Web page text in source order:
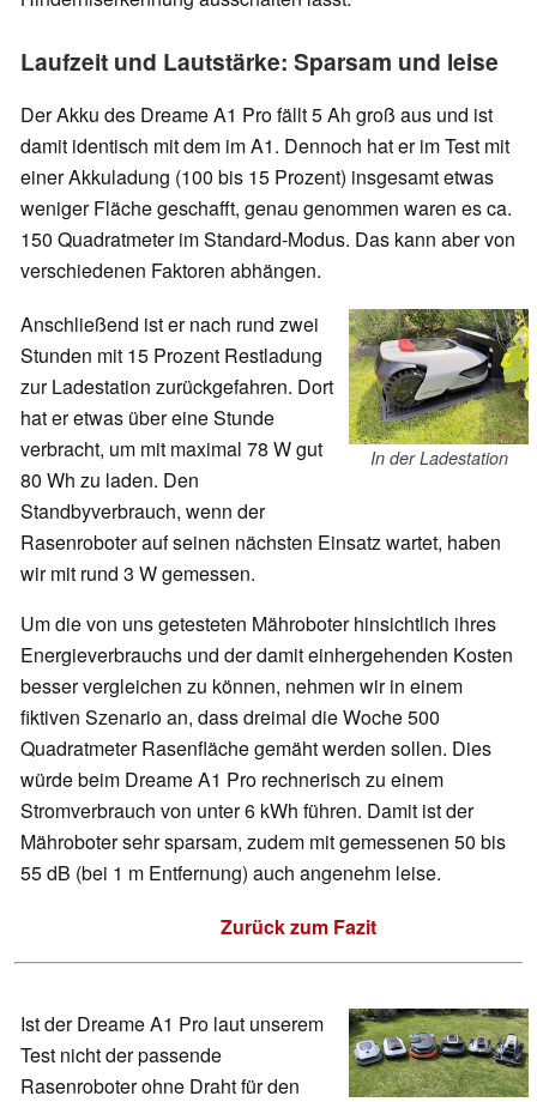
Laufzeit und Lautstärke: Sparsam und leise
Der Akku des Dreame A1 Pro fällt 5 Ah groß aus und ist
damit identisch mit dem im A1. Dennoch hat er im Test mit
einer Akkuladung (100 bis 15 Prozent) insgesamt etwas
weniger Fläche geschafft, genau genommen waren es ca.
150 Quadratmeter im Standard-Modus. Das kann aber von
verschiedenen Faktoren abhängen.
In der Ladestation
Anschließend ist er nach rund zwei
Stunden mit 15 Prozent Restladung
zur Ladestation zurückgefahren. Dort
hat er etwas über eine Stunde
verbracht, um mit maximal 78 W gut
80 Wh zu laden. Den
Standbyverbrauch, wenn der
Rasenroboter auf seinen nächsten Einsatz wartet, haben
wir mit rund 3 W gemessen.
Um die von uns getesteten Mähroboter hinsichtlich ihres
Energieverbrauchs und der damit einhergehenden Kosten
besser vergleichen zu können, nehmen wir in einem
fiktiven Szenario an, dass dreimal die Woche 500
Quadratmeter Rasenfläche gemäht werden sollen. Dies
würde beim Dreame A1 Pro rechnerisch zu einem
Stromverbrauch von unter 6 kWh führen. Damit ist der
Mähroboter sehr sparsam, zudem mit gemessenen 50 bis
55 dB (bei 1 m Entfernung) auch angenehm leise.
Zurück zum Fazit
Ist der Dreame A1 Pro laut unserem
Test nicht der passende
Rasenroboter ohne Draht für den